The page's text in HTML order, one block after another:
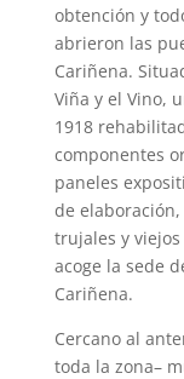
obtención y
abrieron las
Cariñena.
Viña y el Vino,
1918
componentes
paneles
de
trujales y
acoge la sede
Cariñena.
Cercano al
toda la zona–